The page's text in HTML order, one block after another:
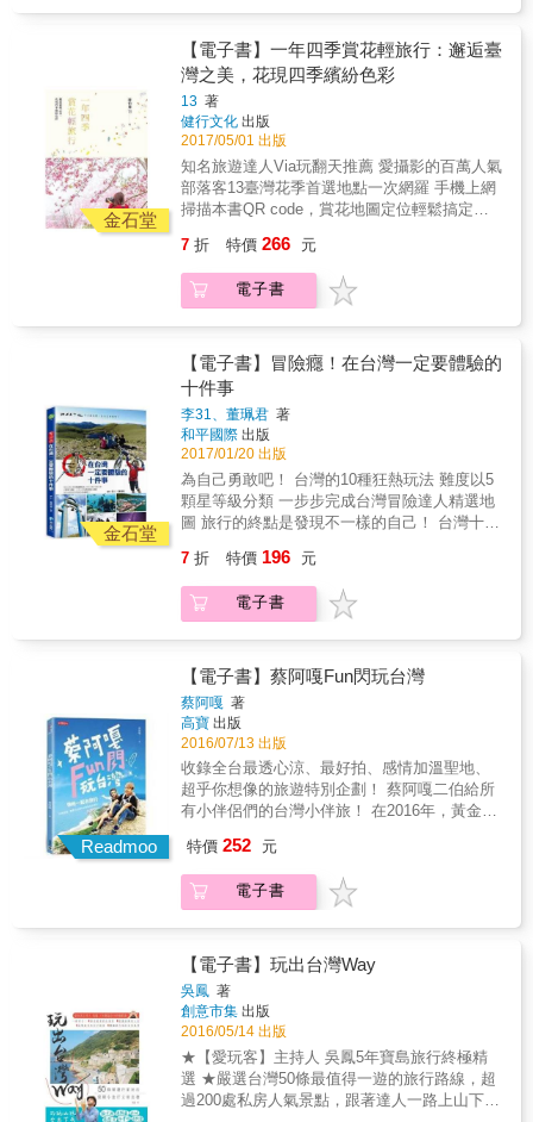
老屋創建的故事，提供遊賞之餘，吸收多元的
文化常識。 ★以人文結合旅遊的角度，了解建
築古今的演變和時代背景故事，增添遊賞時的
興味與深度。
三代目、宜蘭橘之鄉蜜餞形象館、花蓮香又香
Part3戶外好趣淘，自然森呼吸 23個樂活新體驗
樂爸說：不出門藍瘦香菇！ 新北石碇深坑美食
旅遊、新北雙溪雙鐵低碳、新竹青青草原、桃
園林可可家的牧場、臺中赤腳ㄚ生態農莊、南
投埔里牛尾社區親子行、南投埔里親子旅遊、
雲林臺西口湖親子小小漁夫、彰化和美迷宮歐
式莊園、嘉義板陶窰、臺南鹽水巡禮、花蓮鳳
林遊、花蓮野猴子、臺東關山花海
狂！ 31家玩到瘋樂園 樂爸說：不只是樂園，沒
Bon Bon City、桃園謝宇明陶瓷文化、新竹煙
波星際太空親子樂園、苗栗工藝園區、臺中玩
劇島、彰化茉莉花壇夢想館、雲林斗六官邸兒
童館、嘉義陪你樂Play Learn、高雄幸福童樂
館、高雄鈴鹿賽道樂園、宜蘭香草菲菲、宜蘭
祝大漁、宜蘭新傳藝、花蓮玩味蕃樂園、花蓮
文創、臺東賴馬繪本館&hellip;&hellip;
自然景點 樂爸說：給你滿滿的美景大～平～臺
～ 桃園大溪石門踏青、石門慈湖追楓、新北三
峽雲森瀑布、新竹塔克金溪之賞楓密境、苗栗
大湖草莓三義龍騰勝興、臺中中社花海、臺南
白河賞蓮+臺糖烏樹林、臺南柳營德元埤荷蘭
村、花蓮大農大富、臺東池上遊、臺東金剛大
道&hellip;&hellip; Part2觀光娛樂一把罩！全家
一起爽爽玩！ 28間熱門觀光工廠 樂爸說：這不
是工廠啦！ 新北林口光淙金工、桃園祥儀機器
人夢工廠、苗栗雅聞香草植物工廠、臺中木匠
臺南臺鉅美妝博物館、屏東客萊斯麥觀光烘焙
食品廠、宜蘭一米特、宜蘭奇麗灣、宜蘭溪和
三代目、宜蘭橘之鄉蜜餞形象館、花蓮香又香
Part3戶外好趣淘，自然森呼吸 23個樂活新體驗
樂爸說：不出門藍瘦香菇！ 新北石碇深坑美食
旅遊、新北雙溪雙鐵低碳、新竹青青草原、桃
園林可可家的牧場、臺中赤腳ㄚ生態農莊、南
投埔里牛尾社區親子行、南投埔里親子旅遊、
雲林臺西口湖親子小小漁夫、彰化和美迷宮歐
式莊園、嘉義板陶窰、臺南鹽水巡禮、花蓮鳳
林遊、花蓮野猴子、臺東關山花海
狂！ 31家玩到瘋樂園 樂爸說：不只是樂園，沒
Bon Bon City、桃園謝宇明陶瓷文化、新竹煙
波星際太空親子樂園、苗栗工藝園區、臺中玩
劇島、彰化茉莉花壇夢想館、雲林斗六官邸兒
童館、嘉義陪你樂Play Learn、高雄幸福童樂
館、高雄鈴鹿賽道樂園、宜蘭香草菲菲、宜蘭
祝大漁、宜蘭新傳藝、花蓮玩味蕃樂園、花蓮
文創、臺東賴馬繪本館&hellip;&hellip;
金石堂
【電子書】一年四季賞花輕旅行：邂逅臺
灣之美，花現四季繽紛色彩
13 著
健行文化 出版
2017/05/01 出版
知名旅遊達人Via玩翻天推薦 愛攝影的百萬人氣
部落客13臺灣花季首選地點一次網羅 手機上網
掃描本書QR code，賞花地圖定位輕鬆搞定，
光，加上交通路網便利，親子出遊風氣盛行，
讓大家更容易親近臺灣這塊土地，發覺更多在
地鄉鎮的偏遠景點。愛攝影的百萬人氣部落客
包，讓我們在忙碌的生活壓力下，可以和家人
在旅途中相互學習成長，一點一滴累積珍貴的
回憶。 本書按照季節，依序介紹當季花卉，一
一列出人氣景點。每個推薦的賞花地點除了詳
盡的交通指南，也有方便隨掃隨走的QR
Code，更附上周邊延伸景點、食在好味，可輕
鬆規畫行程。 現在就拿起行事曆規畫賞花日程
吧！跟著13的腳步，隨著四季時光悠轉，漫遊
嚴選的賞花祕境和攝影熱點，只要帶著一顆閒
適的心，便能放鬆玩、慢慢玩，按圖索驥尋覓
處，邂逅一場最難忘的悸動旅程，發現生活中
豐富的樂趣，進而挖掘臺灣花季獨一無二的美
麗與故事！ 全臺賞花步道熱情相迎！ 異國風情
巷櫻花園‧嘉義阿里山吉野櫻 ‧臺南白河世界最美
木棉花道‧臺南將軍南洋風情木棉道 ‧南投國姓落
羽松歐式庭園‧高雄彩虹橋頭花海 田園情調── ‧
雲林虎尾木棉花道‧雲林崙背木棉花道 ‧臺南學甲
蜀葵花‧臺南白河荷花田 ‧花蓮赤柯山金針花海‧
南投信義柳家梅園 本書特色 ★每個景點、店家
皆附地圖Google Map，出遊找路超Easy。 ★
賞花景點，附加最詳盡貼心的順遊景點、美食
推薦，讓你完整掌握私房的旅遊資訊，一覽臺
灣美麗的特色風景！
7 折 特價 266 元
電子書
金石堂
【電子書】冒險癮！在台灣一定要體驗的
十件事
李31、董珮君 著
和平國際 出版
2017/01/20 出版
為自己勇敢吧！ 台灣的10種狂熱玩法 難度以5
顆星等級分類 一步步完成台灣冒險達人精選地
圖 旅行的終點是發現不一樣的自己！ 台灣十個
挑戰大自然！ 在藍天中飛翔，滑翔翼遠眺大海
美景 詳細筆記行程旁當地美食、精選住宿 熱血
玩台灣，住宿、美食、景點一把抓！ 周末休假
窯陶藝文化園區、賴姓古厝、集集車站 ◎泳渡
日月潭：桃米里紙教堂、玄光寺、邵族逐鹿市
集 ◎秀姑巒溪泛舟：瑞穗自行車環鄉車道、赤
柯山金針花、舊鐵道文化商圈 ◎大甲媽祖遶
境：鐵砧山、日南車站、大甲老街、文昌祠 ◎
花蓮划獨木舟：新城鄉神社、崇德無名海灘、
太魯閣白楊步道 就在今天！拿起後背包，帶著
一顆愉快的心，讓旅途風景無盡展開， 踏出
去，你會發現台灣滿滿的美！
7 折 特價 196 元
電子書
Readmoo
【電子書】蔡阿嘎Fun閃玩台灣
蔡阿嘎 著
高寶 出版
2016/07/13 出版
收錄全台最透心涼、最好拍、感情加溫聖地、
超乎你想像的旅遊特別企劃！ 蔡阿嘎二伯給所
有小伴侶們的台灣小伴旅！ 在2016年，黃金單
帶著她一起玩遍台灣，創造屬於他們的祕密回
憶！這次蔡阿嘎用盡全力打造「蜜月級」的甜
蜜感受，越玩感情越好！ & 蔡阿嘎口袋私房景
我知的兩人私密世界、不用出國也能讓你彷彿
置身國外的超級美景、花少少錢得到大大享受
的高CP值體驗，以及讓他說出：「怎麼這麼特
別！你好厲害！」的終極祕密武器，最適合帶
她一起去的旅行，這本就GO！ & 書籍特色：
1. 規劃五大主題，北中南共75個最適合和她一
起去的約會祕密基地。 2. 不流俗、超澎湃、超
私密的旅遊地點，保證讓你耳目一新。 3. 異國
特價 252 元
電子書
【電子書】玩出台灣Way
吳鳳 著
創意市集 出版
2016/05/14 出版
★【愛玩客】主持人 吳鳳5年寶島旅行終極精
選 ★嚴選台灣50條最值得一遊的旅行路線，超
過200處私房人氣景點，跟著達人一路上山下